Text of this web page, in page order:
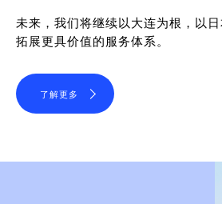
未来，我们将继续以大连为根，以
拓展更具价值的服务体系。
了解更多